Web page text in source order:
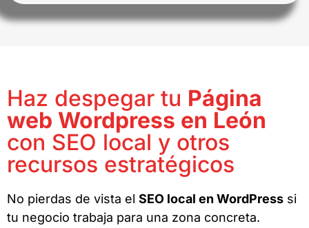
Haz despegar tu Página
web Wordpress en León
con SEO local y otros
recursos estratégicos
No pierdas de vista el SEO local en WordPress si
tu negocio trabaja para una zona concreta.